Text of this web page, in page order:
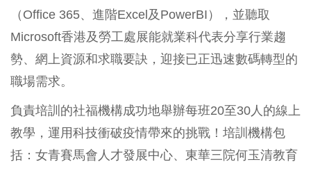
（Office 365、進階Excel及PowerBI），並聽取
Microsoft香港及勞工處展能就業科代表分享行業趨
勢、網上資源和求職要訣，迎接已正迅速數碼轉型的
職場需求。
負責培訓的社福機構成功地舉辦每班20至30人的線上
教學，運用科技衝破疫情帶來的挑戰！培訓機構包
括：女青賽馬會人才發展中心、東華三院何玉清教育